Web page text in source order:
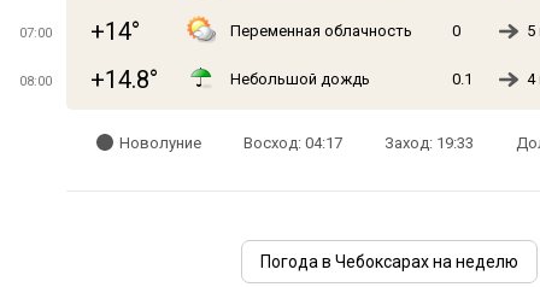
07:00 +14° Переменная облачность 0 5
08:00 +14.8° Небольшой дождь 0.1 4
Новолуние Восход: 04:17 Заход: 19:33
Погода в Чебоксарах на неделю